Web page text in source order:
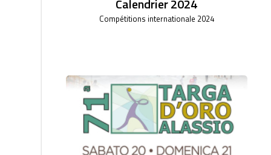
Calendrier 2024
Compétitions internationale 2024